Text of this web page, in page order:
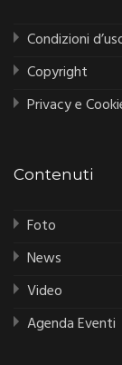
Condizioni
Copyright
Privacy e
Contenuti
Foto
News
Video
Agenda Eventi